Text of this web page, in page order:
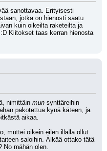
sanottavaa. Erityisesti
jotka on hienosti saatu
kuin oikeilta raketeilta ja
Kiitokset taas kerran hienosta
nimittäin mun synttäreihin
pakotettua kynä käteen, ja
aikaa.
muttei oikein eilen illalla ollut
saloihin. Älkää ottako tätä
No mähän olen.